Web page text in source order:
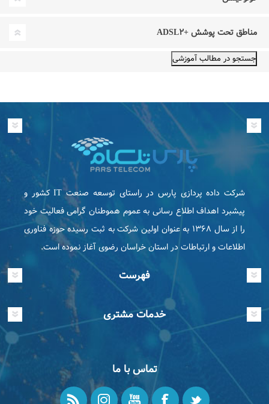
مناطق تحت پوشش +ADSL۲
شرکت داده پردازی پارس در راستای توسعه صنعت IT كشور و
پیشبرد اهداف اطلاع رسانی به عموم هموطنان گرامی فعاليت خود
را از سال ۱۳۶۸ به عنوان اولین شرکت به ثبت رسیده حوزه فناوری
اطلاعات و ارتباطات در استان خراسان رضوی آغاز نموده است.
فهرست
خدمات مشتری
تماس با ما